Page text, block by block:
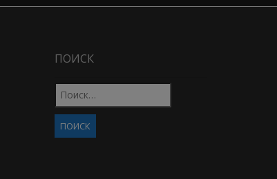
ПОИСК
Найти: